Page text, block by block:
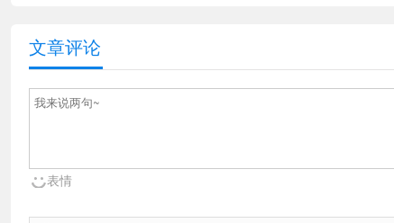
文章评论
表情